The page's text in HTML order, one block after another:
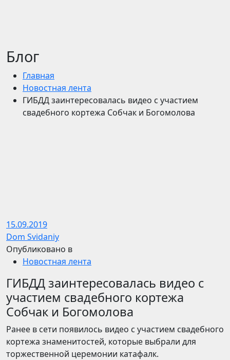
Блог
Главная
Новостная лента
ГИБДД заинтересовалась видео с участием
свадебного кортежа Собчак и Богомолова
15.09.2019
Dom Svidaniy
Опубликовано в
Новостная лента
ГИБДД заинтересовалась видео с
участием свадебного кортежа
Собчак и Богомолова
Ранее в сети появилось видео с участием свадебного
кортежа знаменитостей, которые выбрали для
торжественной церемонии катафалк.